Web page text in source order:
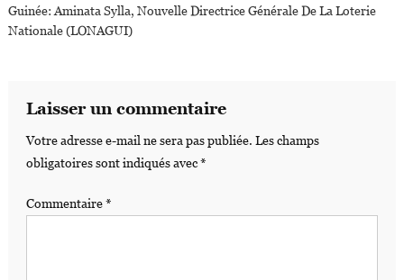
Guinée: Aminata Sylla, Nouvelle Directrice Générale De La Loterie
Nationale (LONAGUI)
Laisser un commentaire
Votre adresse e-mail ne sera pas publiée. Les champs
obligatoires sont indiqués avec*
Commentaire*